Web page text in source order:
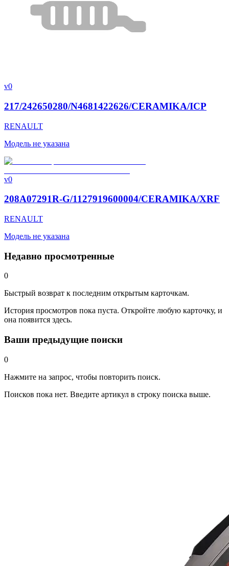
v0
217/242650280/N4681422626/CERAMIKA/ICP
RENAULT
Модель не указана
v0
208A07291R-G/1127919600004/CERAMIKA/XRF
RENAULT
Модель не указана
Недавно просмотренные
0
Быстрый возврат к последним открытым карточкам.
История просмотров пока пуста. Откройте любую карточку, и
она появится здесь.
Ваши предыдущие поиски
0
Нажмите на запрос, чтобы повторить поиск.
Поисков пока нет. Введите артикул в строку поиска выше.